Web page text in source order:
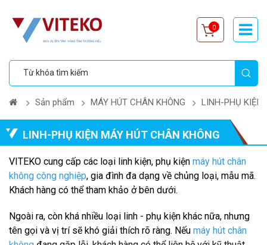
0
Sản phẩm MÁY HÚT CHÂN KHÔNG LINH-PHỤ KIỆN
LINH-PHỤ KIỆN MÁY HÚT CHÂN KHÔNG
VITEKO cung cấp các loại linh kiện, phụ kiện máy hút chân
không công nghiệp, gia đình đa dạng về chủng loại, mẫu mã.
Khách hàng có thể tham khảo ở bên dưới.
Ngoài ra, còn khá nhiều loại linh - phụ kiện khác nữa, nhưng
tên gọi và vị trí sẽ khó giải thích rõ ràng. Nếu máy hút chân